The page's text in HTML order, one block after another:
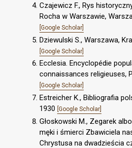
Czajewicz F., Rys
Rocha w Warszawie,
[Google Scholar]
Dziewulski S., Warszawa,
[Google Scholar]
Ecclesia. Encyclopédie
connaissances religieuses,
[Google Scholar]
Estreicher K., Bibliografia
1930 [Google Scholar]
Głoskowski M., Zegarek
męki i śmierci Zbawiciela
Chrystusa na dwadzieścia